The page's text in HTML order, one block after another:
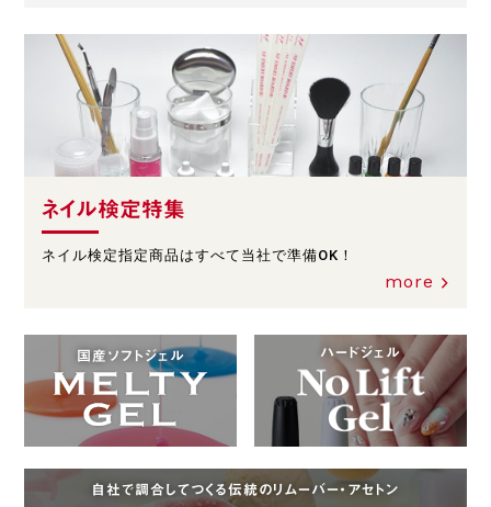
ネイル検定特集
ネイル検定指定商品はすべて当社で準備OK！
more
国産ソフトジェル ハードジェル
自社で調合してつくる伝統のリムーバー・アセトン